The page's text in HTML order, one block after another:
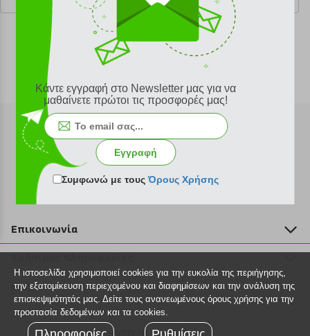
Προτεινόμενη λιανική 11.70 €
Προτεινόμενη λιανική 14.40 €
Εγγραφή στο newsletter
Επικοινωνία
211 2000 700
info@plus4u.gr
Η εταιρία
Σημεία παραλαβής
Ευκαιρίες καριέρας
Βοήθεια
Εξέλιξη παραγγελίας
Τρόποι παραγγελίας
Κάντε εγγραφή στο Newsletter μας για να
μαθαίνετε πρώτοι τις προσφορές μας!
Εγγραφή
Συμφωνώ με τουςΌρους Χρήσης
Η ιστοσελίδα χρησιμοποιεί cookies για την ευκολία της περιήγησης,
την εξατομίκευση περιεχομένου και διαφημίσεων και την ανάλυση της
επισκεψιμότητάς μας. Δείτε τους ανανεωμένους όρους χρήσης για την
προστασία δεδομένων και τα cookies.